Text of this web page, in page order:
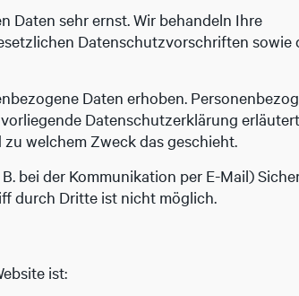
Daten sehr ernst. Wir behandeln Ihre
Datenschutzvorschriften sowie
Daten erhoben.
Datenschutzerklärung
welchem Zweck das geschieht.
bei der Kommunikation per E-Mail)
durch Dritte ist nicht möglich.
ist: